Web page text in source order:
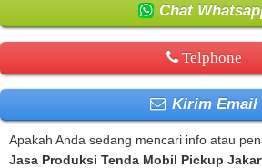
Chat
Telphone
Kirim Email
Apakah Anda sedang mencari info atau
Jasa Produksi Tenda Mobil Pickup